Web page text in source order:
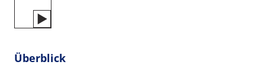
Überblick